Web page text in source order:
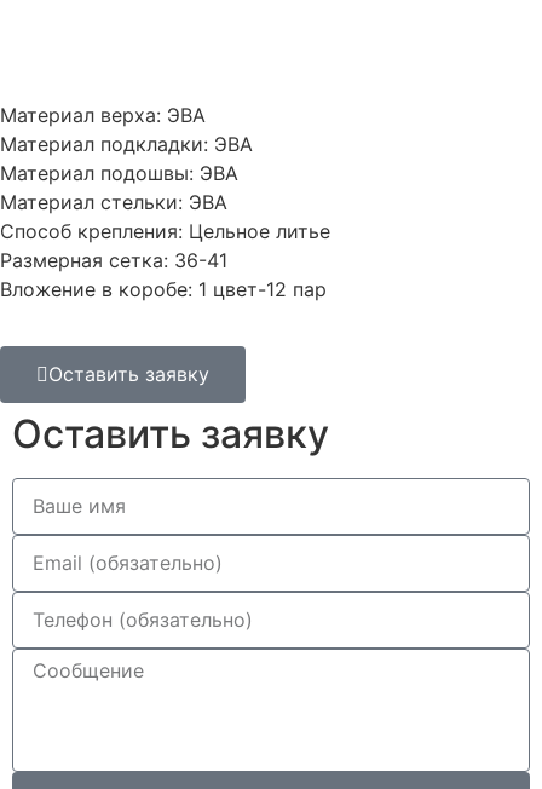
Материал верха: ЭВА
Материал подкладки: ЭВА
Материал подошвы: ЭВА
Материал стельки: ЭВА
Способ крепления: Цельное литье
Размерная сетка: 36-41
Вложение в коробе: 1 цвет-12 пар
Оставить заявку
Оставить заявку